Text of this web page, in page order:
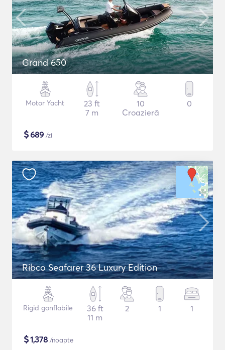
Grand 650
Motor Yacht
23 ft
7 m
10
Croazieră
0
$689 /zi
Ribco Seafarer 36 Luxury Edition
Rigid gonflabile
36 ft
11 m
2 1 1
$1,378 /noapte